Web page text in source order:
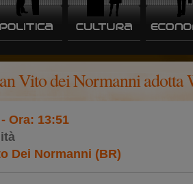
Vito dei Normanni adotta
Ora: 13:51
Dei Normanni (BR)